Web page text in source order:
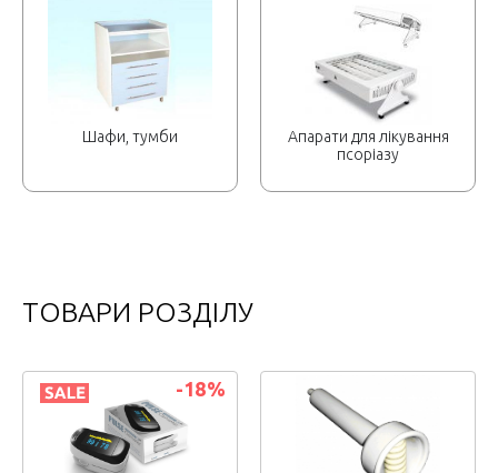
Шафи, тумби
Апарати для лікування
псоріазу
ТОВАРИ РОЗДІЛУ
-18%